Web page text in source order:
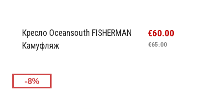
Кресло Oceansouth FISHERMAN
Камуфляж
€60.00
€65.00
-8%